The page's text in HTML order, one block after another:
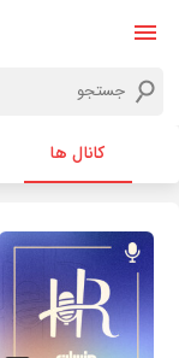
کانال ها